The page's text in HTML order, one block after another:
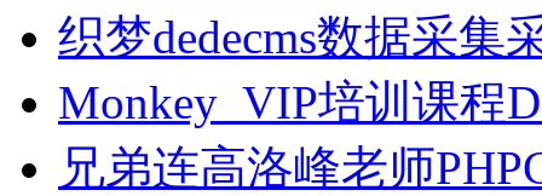
织梦dedecms数据采集
Monkey_VIP培训课程
兄弟连高洛峰老师